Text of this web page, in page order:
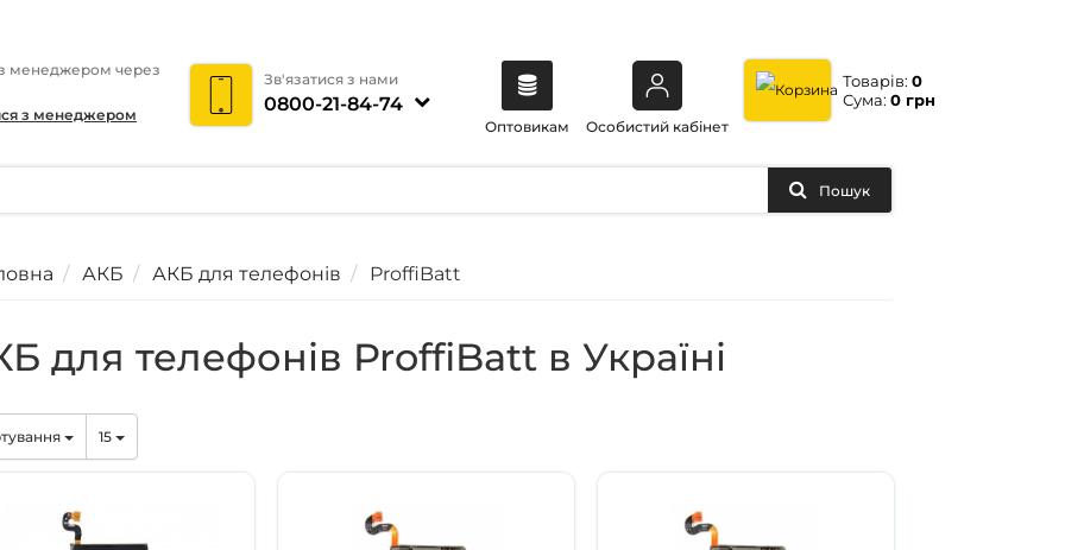
менеджером через
з менеджером
Зв'язатися з нами
0800-21-84-74
Оптовикам Особистий кабінет
Товарів: 0
Сума: 0 грн
Пошук
АКБ АКБ для телефонів ProffiBatt
для телефонів ProffiBatt в Україні
15